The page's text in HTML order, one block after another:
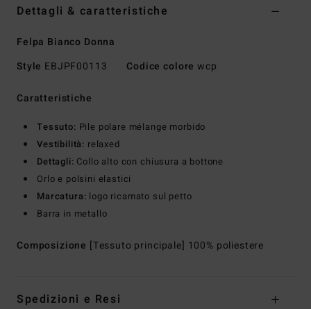
Dettagli & caratteristiche
Felpa Bianco Donna
Style EBJPF00113 Codice colore wcp
Caratteristiche
Tessuto: Pile polare mélange morbido
Vestibilità: relaxed
Dettagli: Collo alto con chiusura a bottone
Orlo e polsini elastici
Marcatura: logo ricamato sul petto
Barra in metallo
Composizione [Tessuto principale] 100% poliestere
Spedizioni e Resi